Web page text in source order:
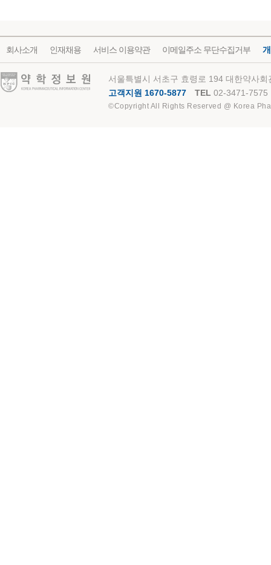
회사소개 인재채용 서비스 이용약관 이메일주소 무단수집거부
약학정보원
서울특별시 서초구 효령로 194 대한약사
고객지원 1670-5877
TEL 02-3471-7575
©Copyright All Rights Reserved @ Korea